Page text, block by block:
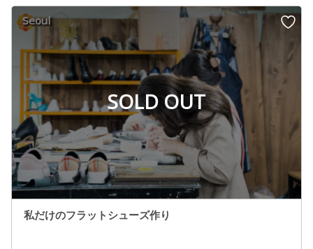
SOLD OUT
Seoul
私だけのフラットシューズ作り